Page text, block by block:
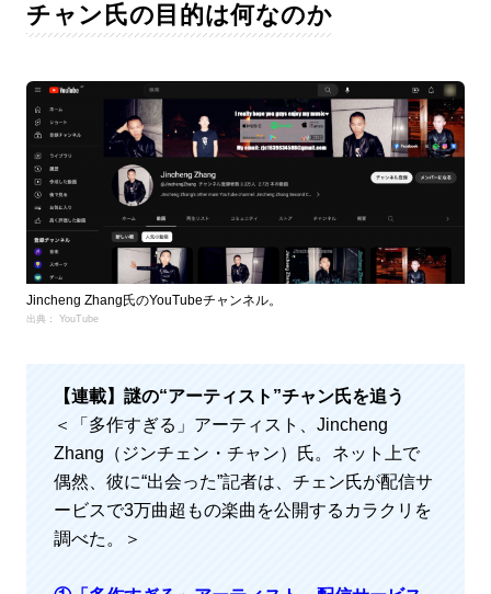
チャン氏の目的は何なのか
Jincheng Zhang氏のYouTubeチャンネル。
出典： YouTube
【連載】謎の“アーティスト”チャン氏を追う
＜「多作すぎる」アーティスト、Jincheng
Zhang（ジンチェン・チャン）氏。ネット上で
偶然、彼に“出会った”記者は、チェン氏が配信サ
ービスで3万曲超もの楽曲を公開するカラクリを
調べた。＞